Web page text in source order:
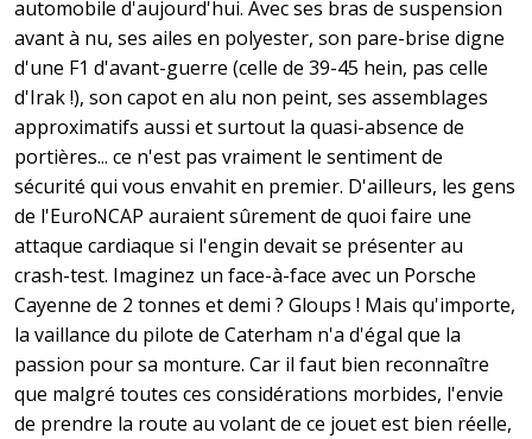
automobile d'aujourd'hui. Avec ses bras de suspension
avant à nu, ses ailes en polyester, son pare-brise digne
d'une F1 d'avant-guerre (celle de 39-45 hein, pas celle
d'Irak !), son capot en alu non peint, ses assemblages
approximatifs aussi et surtout la quasi-absence de
portières... ce n'est pas vraiment le sentiment de
sécurité qui vous envahit en premier. D'ailleurs, les gens
de l'EuroNCAP auraient sûrement de quoi faire une
attaque cardiaque si l'engin devait se présenter au
crash-test. Imaginez un face-à-face avec un Porsche
Cayenne de 2 tonnes et demi ? Gloups ! Mais qu'importe,
la vaillance du pilote de Caterham n'a d'égal que la
passion pour sa monture. Car il faut bien reconnaître
que malgré toutes ces considérations morbides, l'envie
de prendre la route au volant de ce jouet est bien réelle,